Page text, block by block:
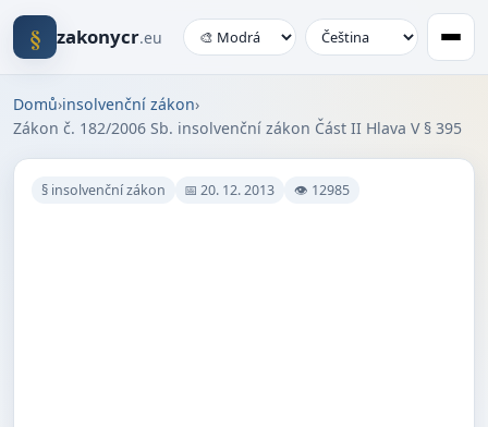
§ zakonycr.eu
Domů›insolvenční zákon›
Zákon č. 182/2006 Sb. insolvenční zákon Část II Hlava V § 395
§ insolvenční zákon 📅 20. 12. 2013 👁 12985